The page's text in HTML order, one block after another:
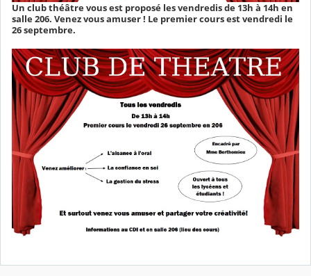
Un club théâtre vous est proposé les vendredis de 13h à 14h en
salle 206. Venez vous amuser ! Le premier cours est vendredi le
26 septembre.